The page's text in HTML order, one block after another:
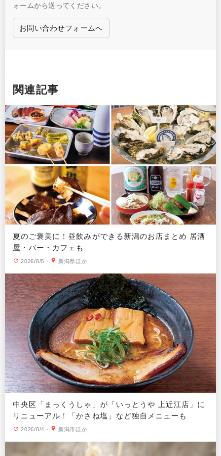
ォームから送ってください。
お問い合わせフォームへ
関連記事
夏のご褒美に！昼飲みができる新潟のお店まとめ 居酒
屋・バー・カフェも
2026/8/5 ・ 新潟県ほか
中央区「まっくうしゃ」が「いっとうや 上近江店」に
リニューアル！「かさね塩」など独自メニューも
2026/8/4 ・ 新潟市ほか